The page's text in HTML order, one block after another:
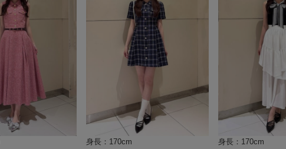
身長：170cm 身長：170cm